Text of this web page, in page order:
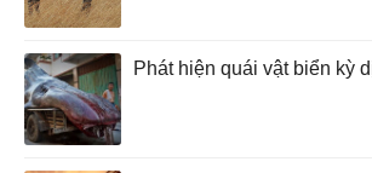
Phát hiện quái vật biển kỳ